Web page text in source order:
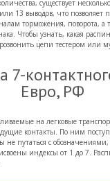
существует
13 выводов, что позволяет
торможения, поворота, а
Чтобы узнать, какая
цепи тестером или
7-
Евро, РФ
на легковые
контакты. По ним
не путаться с
индексы от 1 до 7.